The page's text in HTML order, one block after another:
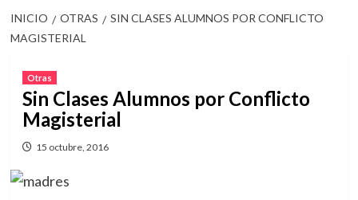
INICIO OTRAS
SIN CLASES ALUMNOS POR CONFLICTO
MAGISTERIAL
Otras
Sin Clases Alumnos por Conflicto
Magisterial
15 octubre, 2016